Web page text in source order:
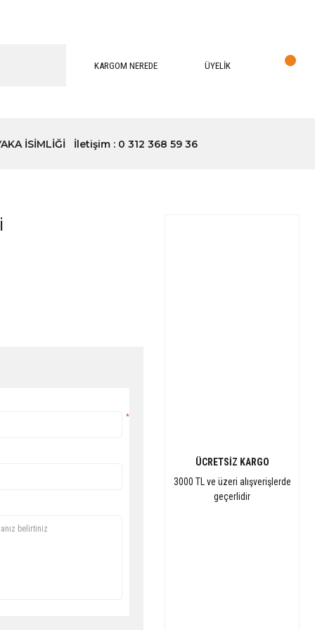
KARGOM NEREDE ÜYELİK
İSİMLİĞİ İletişim : 0 312 368 59 36
*
ÜCRETSİZ KARGO
3000 TL ve üzeri alışverişlerde
geçerlidir